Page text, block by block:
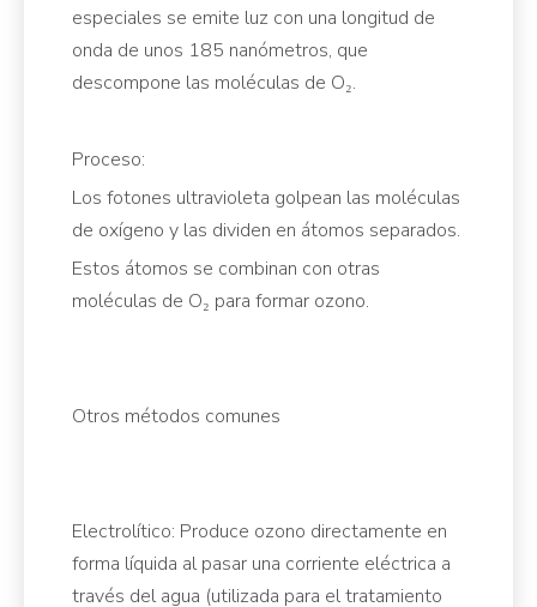
especiales se emite luz con una longitud de
onda de unos 185 nanómetros, que
descompone las moléculas de O₂.
Proceso:
Los fotones ultravioleta golpean las moléculas
de oxígeno y las dividen en átomos separados.
Estos átomos se combinan con otras
moléculas de O₂ para formar ozono.
Otros métodos comunes
Electrolítico: Produce ozono directamente en
forma líquida al pasar una corriente eléctrica a
través del agua (utilizada para el tratamiento